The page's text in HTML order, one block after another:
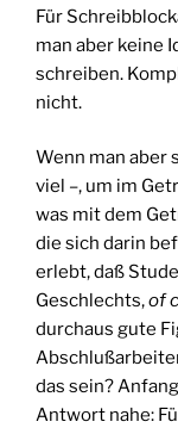
Für
man aber keine
schreiben.
nicht.
Wenn man aber
viel –, um im
was mit dem
die sich darin
erlebt, daß
Geschlechts,of
durchaus gute
das sein?
Antwort nahe: